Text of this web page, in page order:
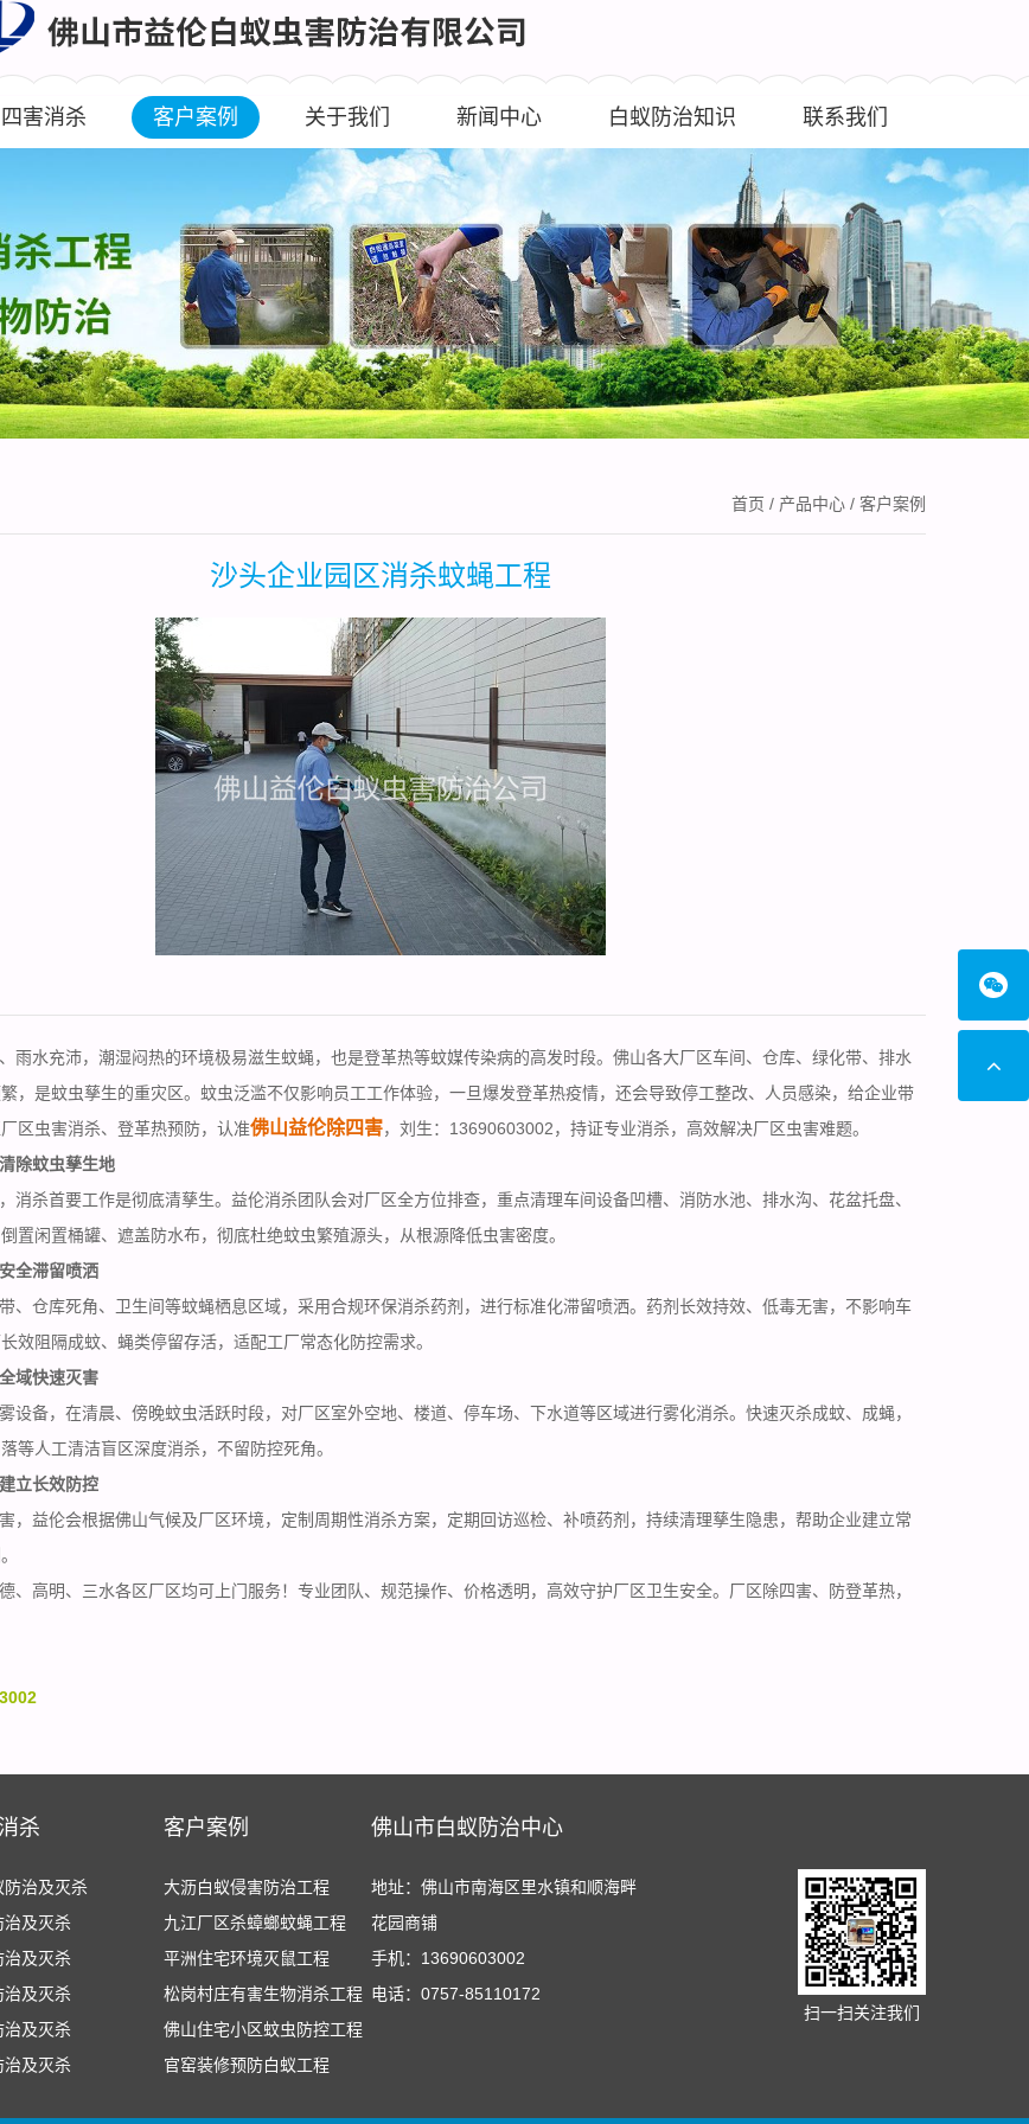
四害消杀 客户案例 关于我们 新闻中心 白蚁防治知识 联系我们
首页 / 产品中心 / 客户案例
沙头企业园区消杀蚊蝇工程
雨水充沛，潮湿闷热的环境极易滋生蚊蝇，也是登革热等蚊媒传染病的高发时段。佛山各大厂区车间、仓库、绿化带、排水
，是蚊虫孳生的重灾区。蚊虫泛滥不仅影响员工工作体验，一旦爆发登革热疫情，还会导致停工整改、人员感染，给企业带
区虫害消杀、登革热预防，认准佛山益伦除四害，刘生：13690603002，持证专业消杀，高效解决厂区虫害难题。
除蚊虫孳生地
消杀首要工作是彻底清孳生。益伦消杀团队会对厂区全方位排查，重点清理车间设备凹槽、消防水池、排水沟、花盆托盘、
置闲置桶罐、遮盖防水布，彻底杜绝蚊虫繁殖源头，从根源降低虫害密度。
全滞留喷洒
、仓库死角、卫生间等蚊蝇栖息区域，采用合规环保消杀药剂，进行标准化滞留喷洒。药剂长效持效、低毒无害，不影响车
效阻隔成蚊、蝇类停留存活，适配工厂常态化防控需求。
域快速灭害
设备，在清晨、傍晚蚊虫活跃时段，对厂区室外空地、楼道、停车场、下水道等区域进行雾化消杀。快速灭杀成蚊、成蝇，
等人工清洁盲区深度消杀，不留防控死角。
立长效防控
，益伦会根据佛山气候及厂区环境，定制周期性消杀方案，定期回访巡检、补喷药剂，持续清理孳生隐患，帮助企业建立常
、高明、三水各区厂区均可 上门服务！专业团队、规范操作、价格透明，高效守护厂区卫生安全。厂区除四害、防登革热，
杀
防治及灭杀
治及灭杀
治及灭杀
治及灭杀
治及灭杀
治及灭杀
客户案例
大沥白蚁侵害防治工程
九江厂区杀蟑螂蚊蝇工程
平洲住宅环境灭鼠工程
松岗村庄有害生物消杀工程
佛山住宅小区蚊虫防控工程
官窑装修预防白蚁工程
佛山市白蚁防治中心
地址：佛山市南海区里水镇和顺海畔
花园商铺
手机：13690603002
电话：0757-85110172
扫一扫关注我们